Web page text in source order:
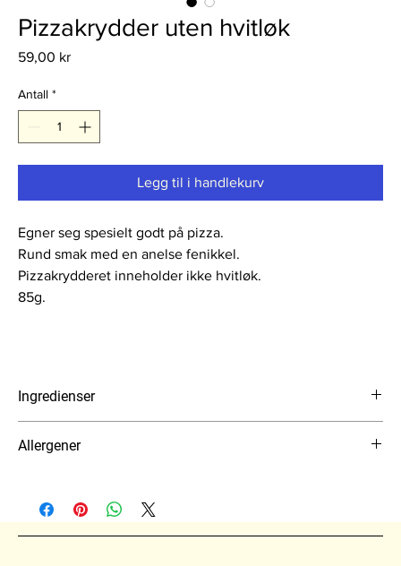
Pizzakrydder uten hvitløk
59,00 krPris
Antall *
Legg til i handlekurv
Egner seg spesielt godt på pizza.
Rund smak med en anelse fenikkel.
Pizzakrydderet inneholder ikke hvitløk.
85g.
Ingredienser
Allergener